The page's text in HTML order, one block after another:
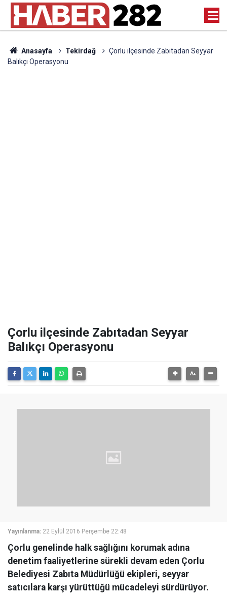
Anasayfa Tekirdağ
Çorlu ilçesinde Zabıtadan Seyyar
Balıkçı Operasyonu
Çorlu ilçesinde Zabıtadan Seyyar
Balıkçı Operasyonu
Yayınlanma: 22 Eylül 2016 Perşembe 22:48
Çorlu genelinde halk sağlığını korumak adına
denetim faaliyetlerine sürekli devam eden Çorlu
Belediyesi Zabıta Müdürlüğü ekipleri, seyyar
satıcılara karşı yürüttüğü mücadeleyi sürdürüyor.